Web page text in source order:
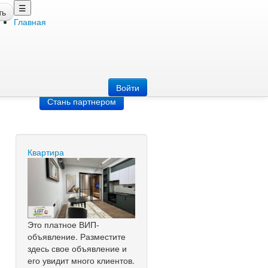
☰
Главная
Войти
Стань партнером
Квартира
Это платное ВИП-
объявление. Разместите
здесь свое объявление и
его увидит много клиентов.